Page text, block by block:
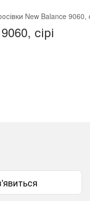
New Balance 9060,
сірі